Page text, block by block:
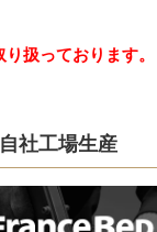
扱っております。
社工場生産